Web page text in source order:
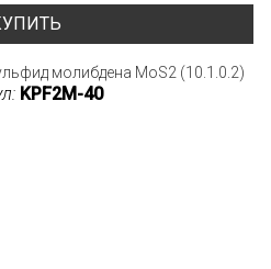
молибдена MoS2 (10.1.0.2)
KPF2M-40